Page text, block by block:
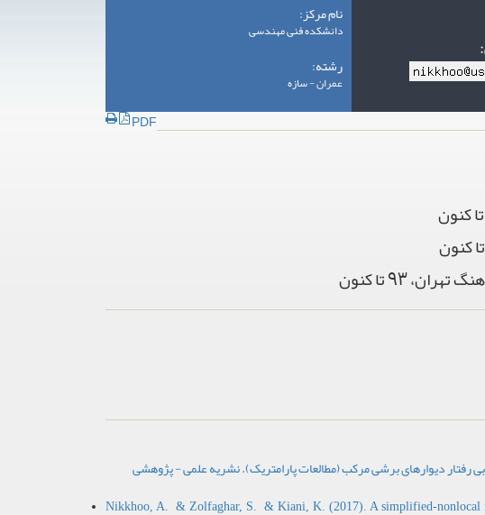
نام مرکز:
دانشکده فنی مهندسی
رشته:
عمران - سازه
PDF
93 تا کنون
و رنجبر گل، سید مهدی . و جعفری، رحمان . (1396). ارزیابی رفتار دیوارهای برشی مرکب (مطالعات پارامتریک). نشریه علمی - پژوهشی
Nikkhoo, A. & Zolfaghar, S. & Kiani, K. (2017). A simplified-nonlocal